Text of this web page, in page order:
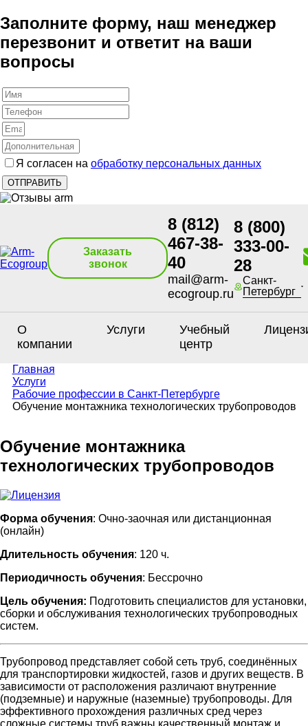
Заполните форму, наш менеджер
перезвонит и ответит на ваши
вопросы
Я согласен на обработку персональных данных
Заказать
звонок
8 (812)
467-38-
40
mail@arm-
ecogroup.ru
8 (800)
333-00-
28
Санкт-
Петербург
О
компании
Услуги
Учебный
центр
Главная
Услуги
Рабочие профессии в Санкт-Петербурге
Обучение монтажника технологических трубопроводов
Обучение монтажника
технологических трубопроводов
Форма обучения: Очно-заочная или дистанционная
(онлайн)
Длительность обучения: 120 ч.
Периодичность обучения: Бессрочно
Цель обучения: Подготовить специалистов для установки,
сборки и обслуживания технологических трубопроводных
систем.
Трубопровод представляет собой сеть труб, соединённых
для транспортировки жидкостей, газов и других веществ. В
зависимости от расположения различают внутренние
(подземные) и наружные (наземные) трубопроводы. Для
эффективного прохождения различных сред через
сложные системы труб важны качественный монтаж и